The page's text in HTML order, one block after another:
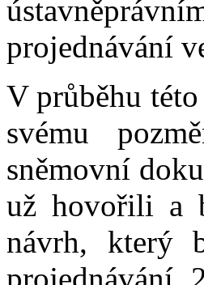
projednávání
V průběhu
svému
sněmovní
už hovořili a
návrh, který
projednávání